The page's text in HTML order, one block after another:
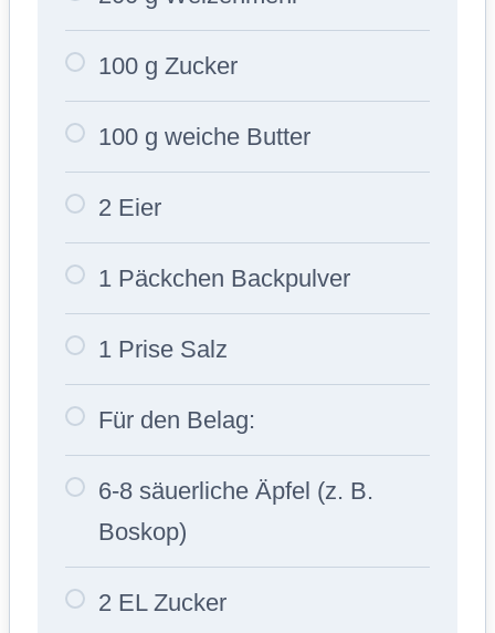
100 g Zucker
100 g weiche Butter
2 Eier
1 Päckchen Backpulver
1 Prise Salz
Für den Belag:
6-8 säuerliche Äpfel (z. B.
Boskop)
2 EL Zucker